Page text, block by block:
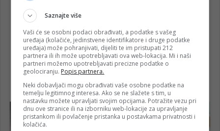
Saznajte više
Vaši će se osobni podaci obrađivati, a podatke s vašeg
uređaja (kolačiće, jedinstvene identifikatore i druge podatke
uređaja) može pohranjivati, dijeliti te im pristupati 212
partnera ili ih može upotrebljavati ova web-lokacija. Mi i naši
partneri možemo upotrebljavati precizne podatke o
geolociranju. Popis partnera.
Neki dobavljači mogu obrađivati vaše osobne podatke na
temelju legitimnog interesa. Ako se ne slažete s tim, u
nastavku možete upravljati svojim opcijama. Potražite vezu pri
dnu ove stranice ili na izborniku web-lokacije za upravljanje
pristankom ili povlačenje pristanka u postavkama privatnosti i
kolačića.